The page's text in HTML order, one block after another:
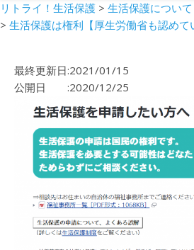
リトライ！生活保護 > 生活保護について
> 生活保護は権利【厚生労働省も認めて
最終更新日:2021/01/15
公開日 :2020/12/25